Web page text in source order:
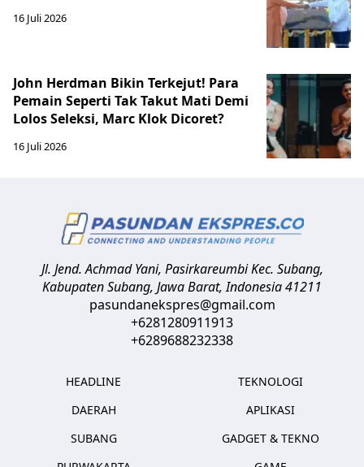
16 Juli 2026
John Herdman Bikin Terkejut! Para
Pemain Seperti Tak Takut Mati Demi
Lolos Seleksi, Marc Klok Dicoret?
16 Juli 2026
Jl. Jend. Achmad Yani, Pasirkareumbi Kec. Subang,
Kabupaten Subang, Jawa Barat,Indonesia41211
pasundanekspres@gmail.com
+6281280911913
+6289688232338
HEADLINE
DAERAH
SUBANG
TEKNOLOGI
APLIKASI
GADGET & TEKNO